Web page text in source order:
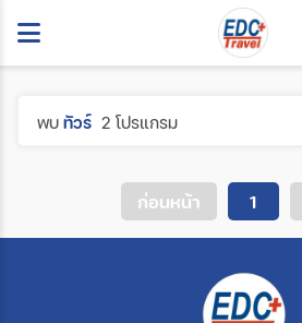
พบทัวร์ 2 โปรแกรม
ก่อนหน้า 1